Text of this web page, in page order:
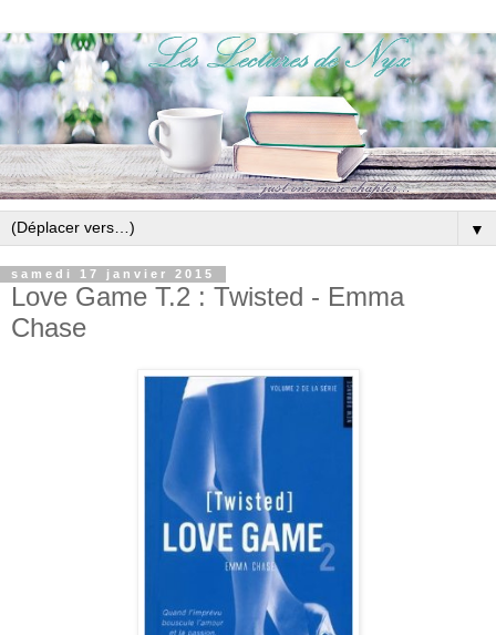
▼
samedi 17 janvier 2015
Love Game T.2 : Twisted - Emma
Chase